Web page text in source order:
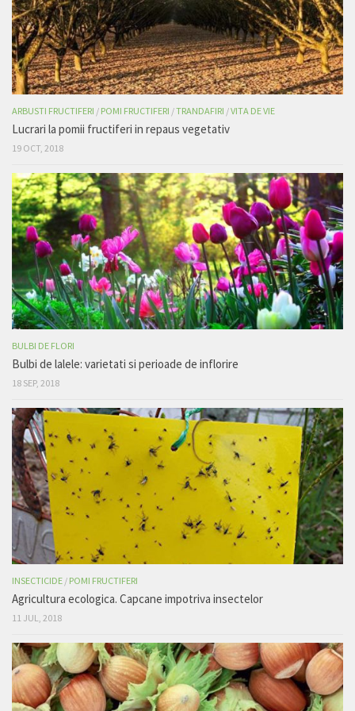
ARBUSTI FRUCTIFERI / POMI FRUCTIFERI /TRANDAFIRI /VITA DE VIE
Lucrari la pomii fructiferi in repaus vegetativ
19 OCT, 2018
BULBI DE FLORI
Bulbi de lalele: varietati si perioade de inflorire
18 SEP, 2018
INSECTICIDE / POMI FRUCTIFERI
Agricultura ecologica. Capcane impotriva insectelor
11 JUL, 2018